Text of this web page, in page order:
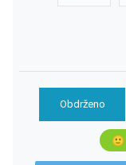
Obdrženo
🙂